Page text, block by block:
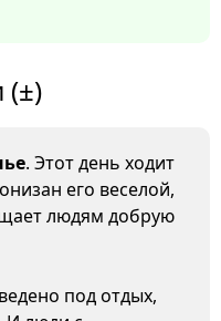
(±)
. Этот день ходит
его веселой,
людям добрую
под отдых,